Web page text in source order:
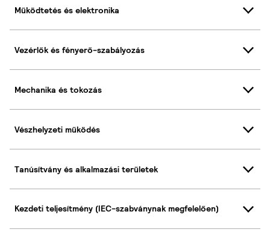
Működtetés és elektronika
Vezérlők és fényerő-szabályozás
Mechanika és tokozás
Vészhelyzeti működés
Tanúsítvány és alkalmazási területek
Kezdeti teljesítmény (IEC-szabványnak megfelelően)